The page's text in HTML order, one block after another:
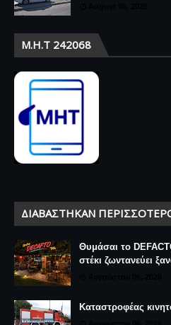
Μ.Η.Τ 242068
ΔΙΑΒΆΣΤΗΚΑΝ
Θυμάσαι το
στέκι ζωντανεύει
Καταστροφέας